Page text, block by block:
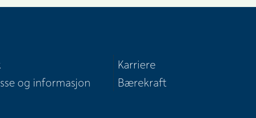
og informasjon
Karriere
Bærekraft